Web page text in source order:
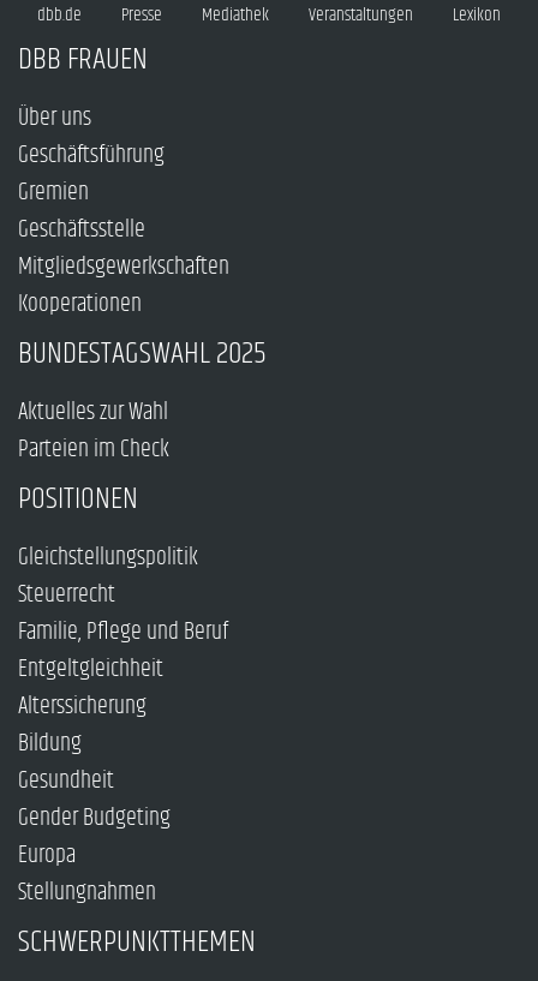
dbb.de Presse Mediathek Veranstaltungen Lexikon
DBB FRAUEN
Über uns
Geschäftsführung
Gremien
Geschäftsstelle
Mitgliedsgewerkschaften
Kooperationen
BUNDESTAGSWAHL 2025
Aktuelles zur Wahl
Parteien im Check
POSITIONEN
Gleichstellungspolitik
Steuerrecht
Familie, Pflege und Beruf
Entgeltgleichheit
Alterssicherung
Bildung
Gesundheit
Gender Budgeting
Europa
Stellungnahmen
SCHWERPUNKTTHEMEN